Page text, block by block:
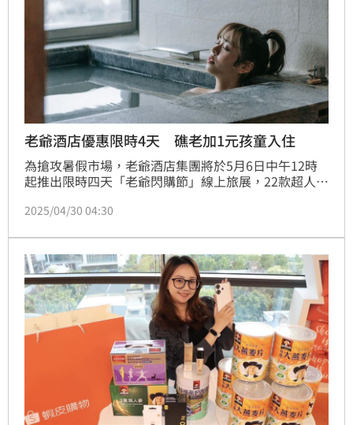
老爺酒店優惠限時4天 礁老加1元孩童入住
為搶攻暑假市場，老爺酒店集團將於5月6日中午12時
起推出限時四天「老爺閃購節」線上旅展，22款超人氣
「2,080元聯合餐飲券」等多項熱門商品，最低1.5折
出遊，育兒放電更輕鬆，「15,888元知本老爺家庭客房
住宿套券」、「29,200元礁溪老爺一泊二食和式山景房
套券」、「7,998元台南老爺四人房套
2025/04/30 04:30